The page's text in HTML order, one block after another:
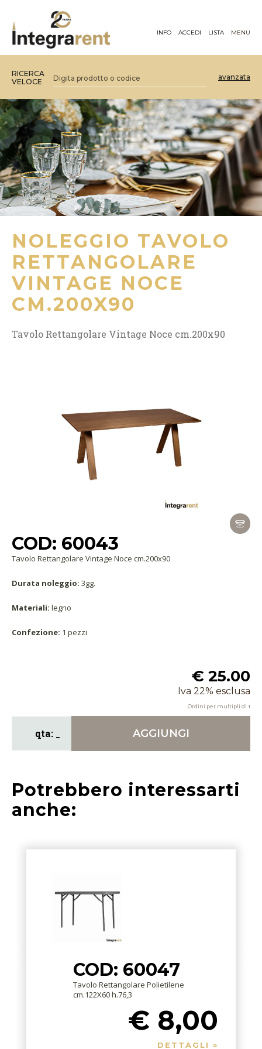
INFO ACCEDI LISTA MENU
RICERCA
VELOCE
avanzata
NOLEGGIO TAVOLO
RETTANGOLARE
VINTAGE NOCE
CM.200X90
Tavolo Rettangolare Vintage Noce cm.200x90
COD: 60043
Tavolo Rettangolare Vintage Noce cm.200x90
Durata noleggio: 3gg.
Materiali: legno
Confezione: 1 pezzi
€ 25.00
Iva 22% esclusa
Ordini per multipli di 1
AGGIUNGI
Potrebbero interessarti
anche:
COD: 60047
Tavolo Rettangolare Polietilene
cm.122X60 h.76,3
€ 8,00
DETTAGLI »